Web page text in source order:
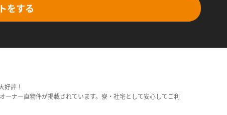
をする
好評！
ナー直物件が掲載されています。寮・社宅として安心してご利